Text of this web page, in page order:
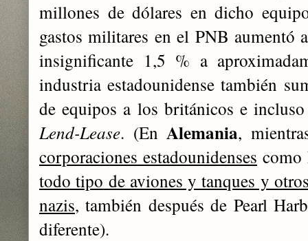
millones de dólares en dicho
gastos militares en el PNB aumentó
insignificante 1,5 % a
industria estadounidense también
de equipos a los británicos e
Lend-Lease. (EnAlemania,
corporaciones estadounidenses
todo tipo de aviones y tanques y
nazis, también después de Pearl
diferente).